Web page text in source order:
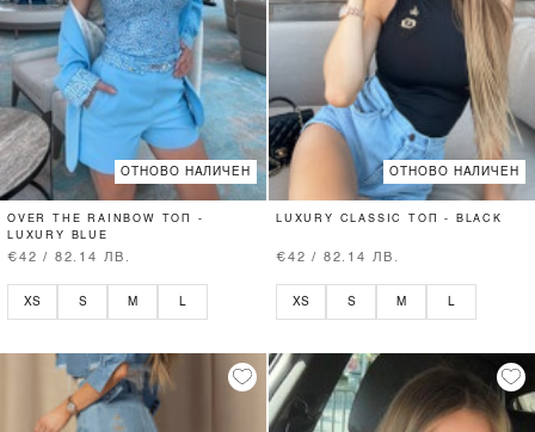
ОТНОВО НАЛИЧЕН
OVER THE RAINBOW ТОП -
LUXURY BLUE
€42 / 82.14 ЛВ.
XS S M L
ОТНОВО НАЛИЧЕН
LUXURY CLASSIC ТОП - BLACK
€42 / 82.14 ЛВ.
XS S M L